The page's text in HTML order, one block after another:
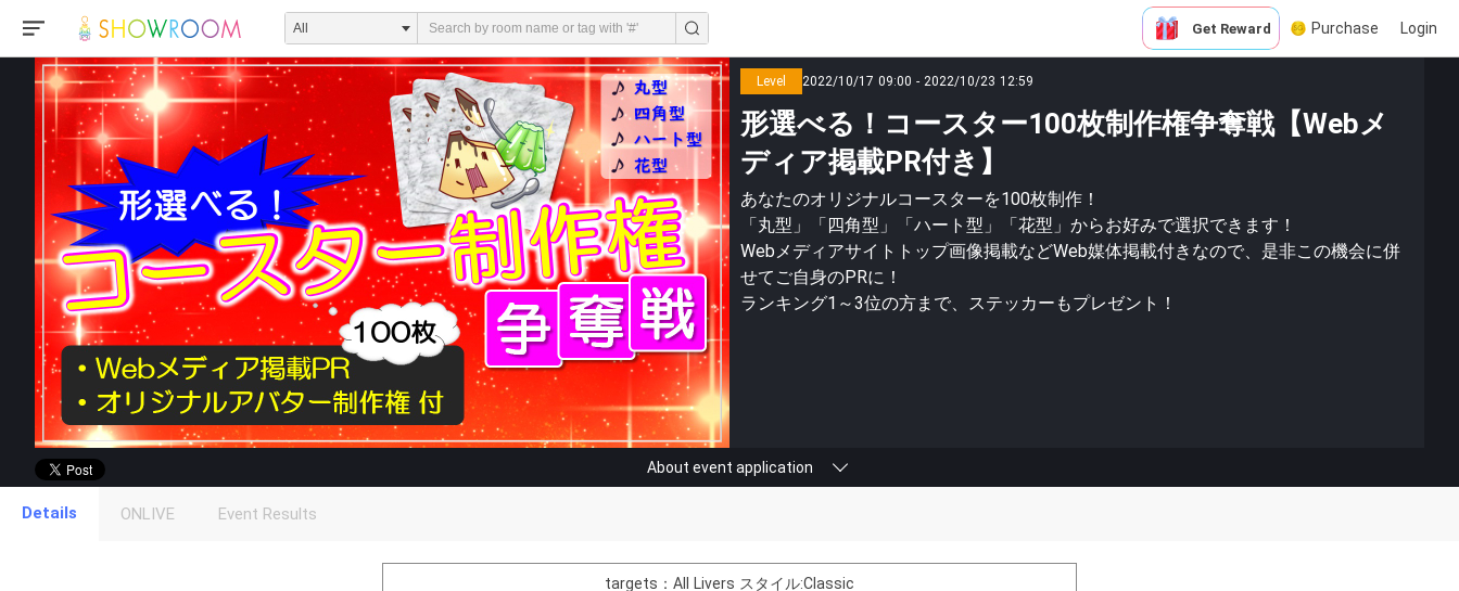
Get Reward Purchase Login
Level 2022/10/17 09:00 - 2022/10/23 12:59
形選べる！コースター100枚制作権争奪戦【Webメ
ディア掲載PR付き】
あなたのオリジナルコースターを100枚制作！
「丸型」「四角型」「ハート型」「花型」からお好みで選択できます！
Webメディアサイトトップ画像掲載などWeb媒体掲載付きなので、是非この機会に併
せてご自身のPRに！
ランキング1～3位の方まで、ステッカーもプレゼント！
About event application
Level Points
Event Begins!
Details ONLIVE Event Results
targets：All Livers スタイル:Classic